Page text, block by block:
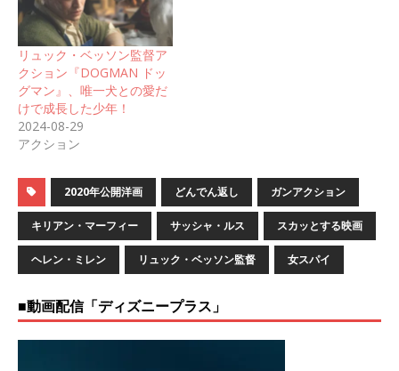
リュック・ベッソン監督ア
クション『DOGMAN ドッ
グマン』、唯一犬との愛だ
けで成長した少年！
2024-08-29
アクション
2020年公開洋画 どんでん返し ガンアクション
キリアン・マーフィー サッシャ・ルス スカッとする映画
ヘレン・ミレン リュック・ベッソン監督 女スパイ
■動画配信「ディズニープラス」